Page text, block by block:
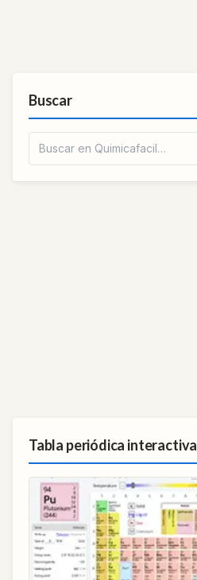
Buscar
Tabla periódica interactiva